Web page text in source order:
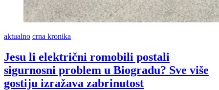
aktualno crna kronika
Jesu li električni romobili postali
sigurnosni problem u Biogradu? Sve više
gostiju izražava zabrinutost